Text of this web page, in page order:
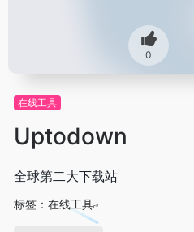
0
在线工具
Uptodown
全球第二大下载站
标签： 在线工具